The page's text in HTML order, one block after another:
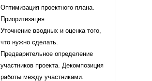
Оптимизация проектного плана.
Приоритизация
Уточнение вводных и оценка того,
что нужно сделать.
Предварительное определение
участников проекта. Декомпозиция
работы между участниками.